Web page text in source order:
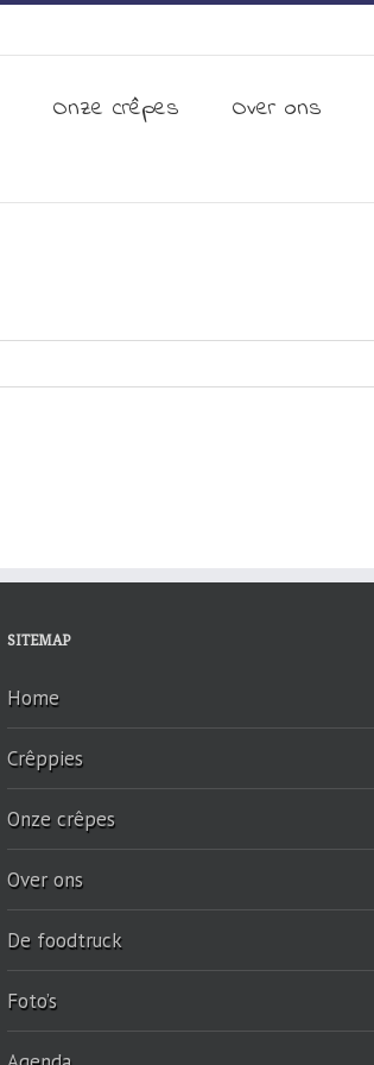
Onze crêpes Over ons
SITEMAP
Home
Crêppies
Onze crêpes
Over ons
De foodtruck
Foto’s